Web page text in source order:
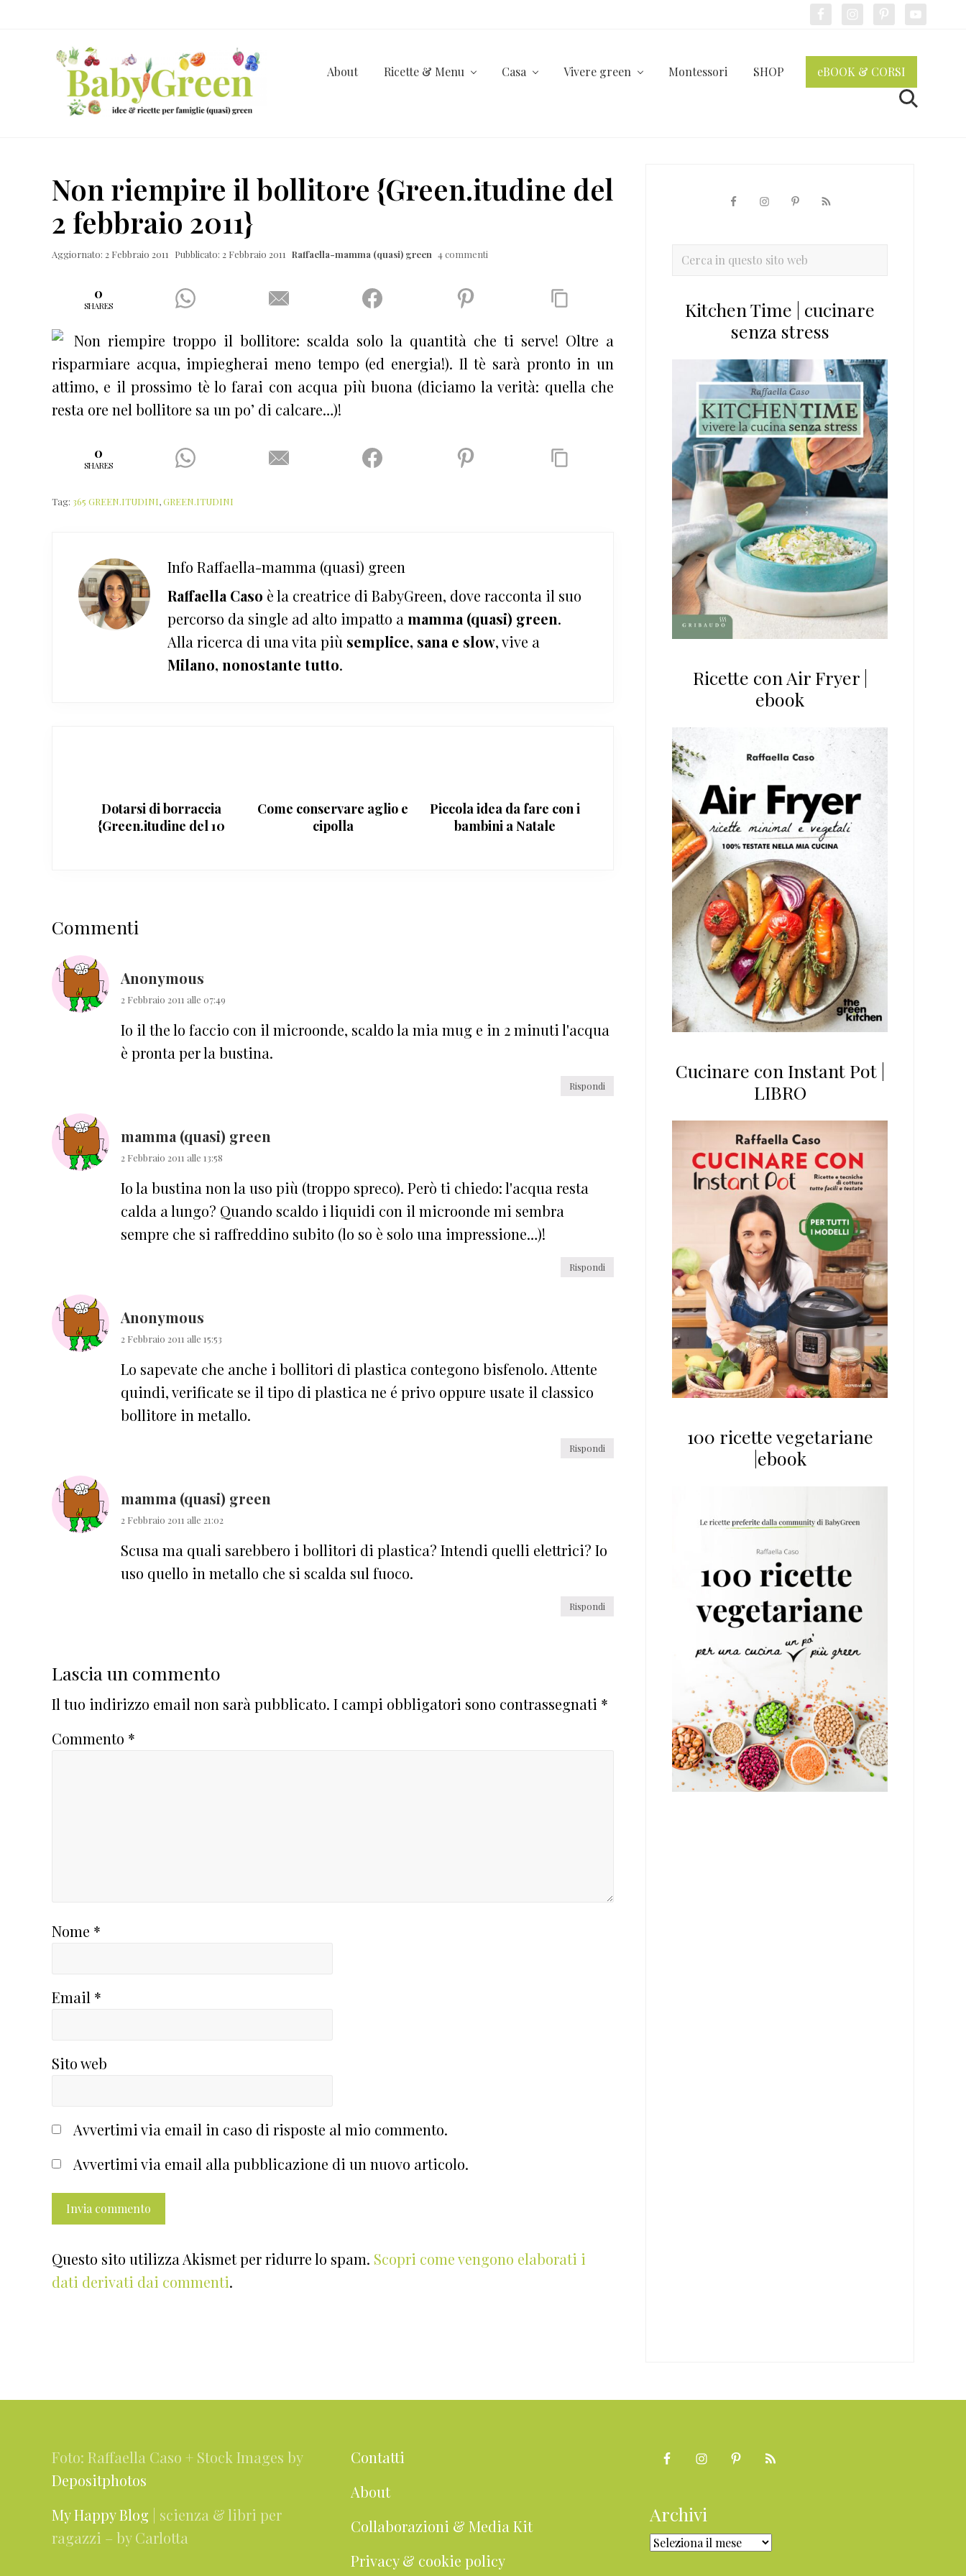
ricette
per
famiglie
(quasi)
About Ricette & Menu Casa Vivere green Montessori SHOP eBOOK & CORSI
Cerca
Non riempire il bollitore {Green.itudine del
2 febbraio 2011}
Aggiornato: 2 Febbraio 2011 Pubblicato: 2 Febbraio 2011 Raffaella-mamma (quasi) green 4 commenti
0
SHARES
Non riempire troppo il bollitore: scalda solo la quantità che ti serve! Oltre a
risparmiare acqua, impiegherai meno tempo (ed energia!). Il tè sarà pronto in un
attimo, e il prossimo tè lo farai con acqua più buona (diciamo la verità: quella che
resta ore nel bollitore sa un po’ di calcare…)!
0
SHARES
Tag: 365 GREEN.ITUDINI,GREEN.ITUDINI
Info Raffaella-mamma (quasi) green
Raffaella Caso è la creatrice di BabyGreen, dove racconta il suo
percorso da single ad alto impatto a mamma (quasi) green.
Alla ricerca di una vita più semplice, sana e slow, vive a
Milano, nonostante tutto.
Dotarsi di borraccia
{Green.itudine del 10
Come conservare aglio e
cipolla
Piccola idea da fare con i
bambini a Natale
del
lettore
Commenti
Anonymous
2 Febbraio 2011 alle 07:49
Io il the lo faccio con il microonde, scaldo la mia mug e in 2 minuti l'acqua
è pronta per la bustina.
Rispondi
mamma (quasi) green
2 Febbraio 2011 alle 13:58
Io la bustina non la uso più (troppo spreco). Però ti chiedo: l'acqua resta
calda a lungo? Quando scaldo i liquidi con il microonde mi sembra
sempre che si raffreddino subito (lo so è solo una impressione…)!
Rispondi
Anonymous
2 Febbraio 2011 alle 15:53
Lo sapevate che anche i bollitori di plastica contegono bisfenolo. Attente
quindi, verificate se il tipo di plastica ne é privo oppure usate il classico
bollitore in metallo.
Rispondi
mamma (quasi) green
2 Febbraio 2011 alle 21:02
Scusa ma quali sarebbero i bollitori di plastica? Intendi quelli elettrici? Io
uso quello in metallo che si scalda sul fuoco.
Rispondi
Lascia un commento
Il tuo indirizzo email non sarà pubblicato. I campi obbligatori sono contrassegnati *
Commento *
Nome *
Email *
Sito web
Avvertimi via email in caso di risposte al mio commento.
Avvertimi via email alla pubblicazione di un nuovo articolo.
Questo sito utilizza Akismet per ridurre lo spam. Scopri come vengono elaborati i
dati derivati dai commenti.
primaria
Cerca
sitoKitchen Time | cucinare
senza stress
Ricette con Air Fryer |
ebook
Cucinare con Instant Pot |
LIBRO
100 ricette vegetariane
|ebook
Foto: Raffaella Caso + Stock Images by
Depositphotos
My Happy Blog | scienza & libri per
ragazzi – by Carlotta
Contatti
About
Collaborazioni & Media Kit
Privacy & cookie policy
Archivi
Archivi